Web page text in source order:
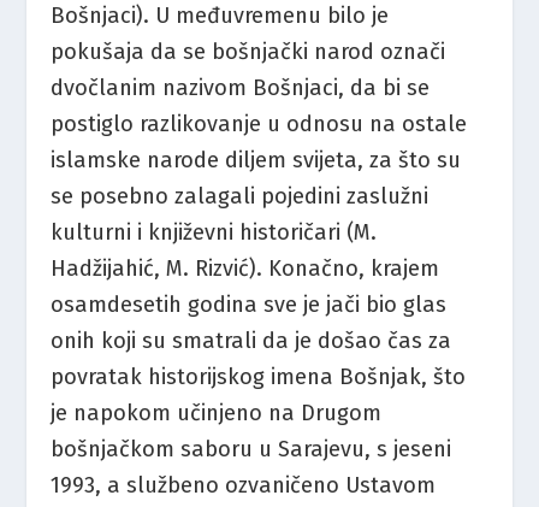
Bošnjaci). U međuvremenu bilo je
pokušaja da se bošnjački narod označi
dvočlanim nazivom Bošnjaci, da bi se
postiglo razlikovanje u odnosu na ostale
islamske narode diljem svijeta, za što su
se posebno zalagali pojedini zaslužni
kulturni i književni historičari (M.
Hadžijahić, M. Rizvić). Konačno, krajem
osamdesetih godina sve je jači bio glas
onih koji su smatrali da je došao čas za
povratak historijskog imena Bošnjak, što
je napokom učinjeno na Drugom
bošnjačkom saboru u Sarajevu, s jeseni
1993, a službeno ozvaničeno Ustavom